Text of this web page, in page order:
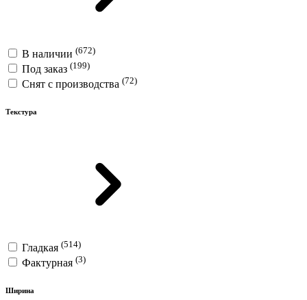
В наличии (672)
Под заказ (199)
Снят с производства (72)
Текстура
Гладкая (514)
Фактурная (3)
Ширина